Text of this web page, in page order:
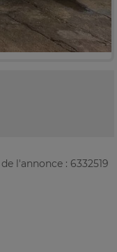
l'annonce : 6332519